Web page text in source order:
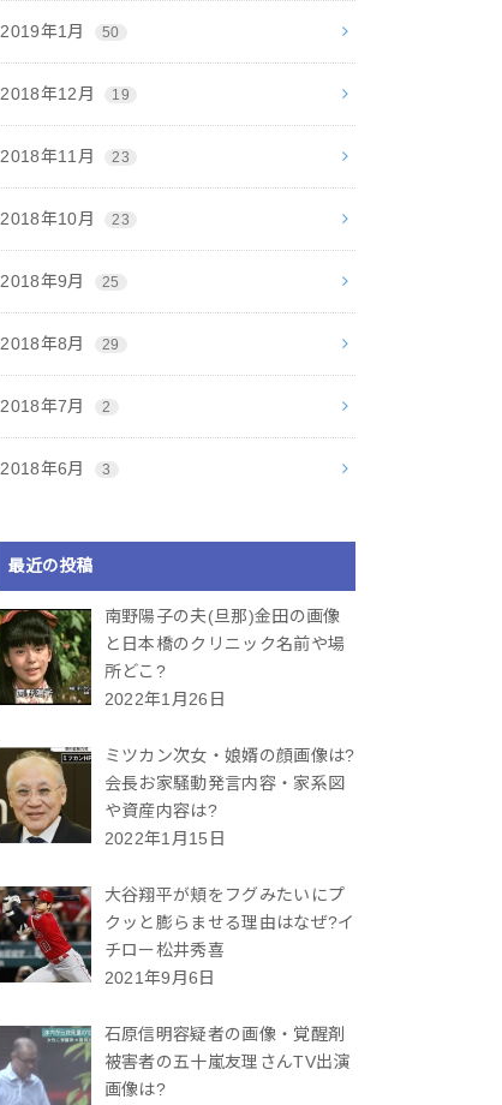
2019年1月 50
2018年12月 19
2018年11月 23
2018年10月 23
2018年9月 25
2018年8月 29
2018年7月 2
2018年6月 3
最近の投稿
南野陽子の夫(旦那)金田の画像
と日本橋のクリニック名前や場
所どこ?
2022年1月26日
ミツカン次女・娘婿の顔画像は?
会長お家騒動発言内容・家系図
や資産内容は?
2022年1月15日
大谷翔平が頬をフグみたいにプ
クッと膨らませる理由はなぜ?イ
チロー松井秀喜
2021年9月6日
石原信明容疑者の画像・覚醒剤
被害者の五十嵐友理さんTV出演
画像は?